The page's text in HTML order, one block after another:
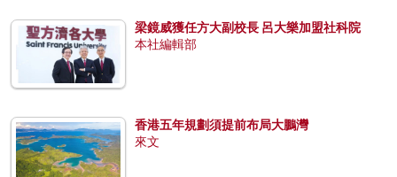
梁鏡威獲任方大副校長 呂大樂加盟社科院
本社編輯部
香港五年規劃須提前布局大鵬灣
來文